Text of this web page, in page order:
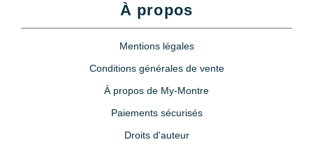
À propos
Mentions légales
Conditions générales de vente
À propos de My-Montre
Paiements sécurisés
Droits d'auteur